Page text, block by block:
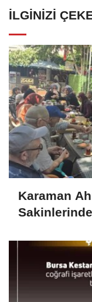
İLGINIZI
Karaman